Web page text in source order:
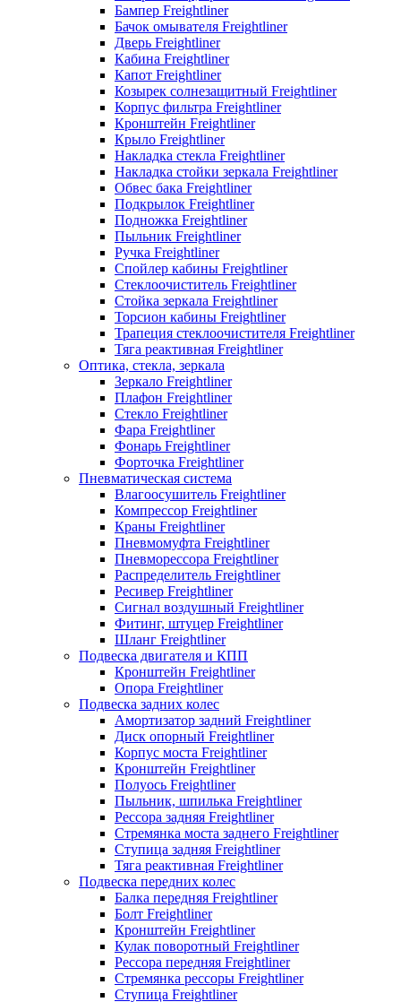
Бампер Freightliner
Бачок омывателя Freightliner
Дверь Freightliner
Кабина Freightliner
Капот Freightliner
Козырек солнезащитный Freightliner
Корпус фильтра Freightliner
Кронштейн Freightliner
Крыло Freightliner
Накладка стекла Freightliner
Накладка стойки зеркала Freightliner
Обвес бака Freightliner
Подкрылок Freightliner
Подножка Freightliner
Пыльник Freightliner
Ручка Freightliner
Спойлер кабины Freightliner
Стеклоочиститель Freightliner
Стойка зеркала Freightliner
Торсион кабины Freightliner
Трапеция стеклоочистителя Freightliner
Тяга реактивная Freightliner
Оптика, стекла, зеркала
Зеркало Freightliner
Плафон Freightliner
Стекло Freightliner
Фара Freightliner
Фонарь Freightliner
Форточка Freightliner
Пневматическая система
Влагоосушитель Freightliner
Компрессор Freightliner
Краны Freightliner
Пневмомуфта Freightliner
Пневморессора Freightliner
Распределитель Freightliner
Ресивер Freightliner
Сигнал воздушный Freightliner
Фитинг, штуцер Freightliner
Шланг Freightliner
Подвеска двигателя и КПП
Кронштейн Freightliner
Опора Freightliner
Подвеска задних колес
Амортизатор задний Freightliner
Диск опорный Freightliner
Корпус моста Freightliner
Кронштейн Freightliner
Полуось Freightliner
Пыльник, шпилька Freightliner
Рессора задняя Freightliner
Стремянка моста заднего Freightliner
Ступица задняя Freightliner
Тяга реактивная Freightliner
Подвеска передних колес
Балка передняя Freightliner
Болт Freightliner
Кронштейн Freightliner
Кулак поворотный Freightliner
Рессора передняя Freightliner
Стремянка рессоры Freightliner
Ступица Freightliner